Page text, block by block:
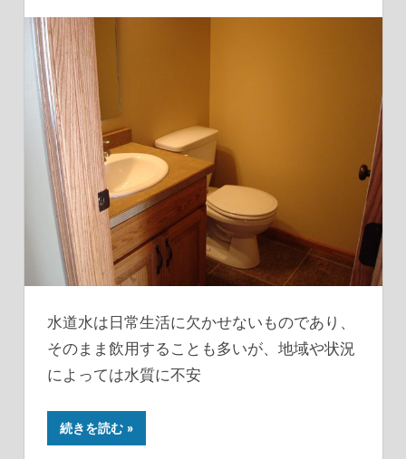
水道水は日常生活に欠かせないものであり、
そのまま飲用することも多いが、地域や状況
によっては水質に不安
続きを読む